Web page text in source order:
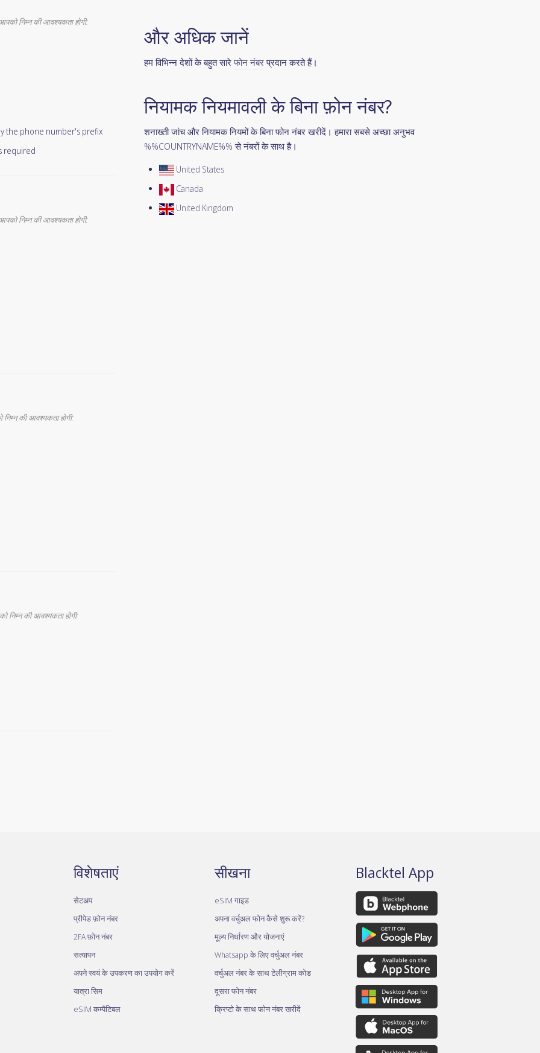
निम्न की आवश्यकता होगी:
the phone number's prefix
required
निम्न की आवश्यकता होगी:
की आवश्यकता होगी:
निम्न की आवश्यकता होगी:
और अधिक जानें
हम विभिन्न देशों के बहुत सारे फोन नंबरप्रदान करते हैं।
नियामक नियमावली के बिना फ़ोन नंबर?
शनाख्ती जांच और नियामक नियमों के बिना फोन नंबर खरीदें। हमारा सबसे अच्छा अनुभव
%%COUNTRYNAME%% से नंबरों के साथ है।
United States
Canada
United Kingdom
विशेषताएं
सेटअप
प्रीपेड फ़ोन नंबर
2FA फ़ोन नंबर
सत्यापन
अपने स्वयं के उपकरण का उपयोग करें
यात्रा सिम
eSIM कम्पैटिबल
सीखना
eSIM गाइड
अपना वर्चुअल फोन कैसे शुरू करें?
मूल्य निर्धारण और योजनाएं
Whatsapp के लिए वर्चुअल नंबर
वर्चुअल नंबर के साथ टेलीग्राम कोड
दूसरा फोन नंबर
क्रिप्टो के साथ फोन नंबर खरीदें
Blacktel App